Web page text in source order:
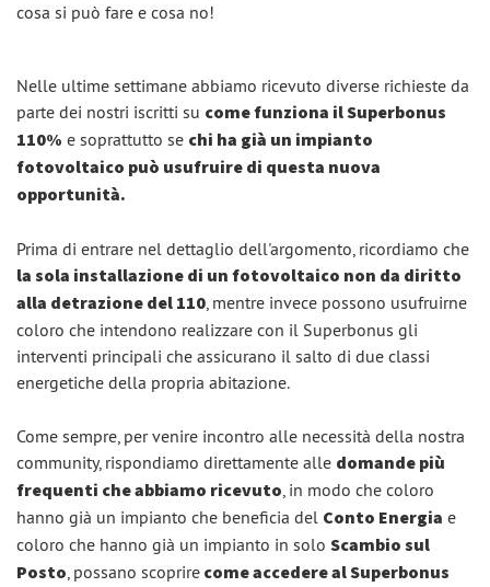
cosa si può fare e cosa no!
Nelle ultime settimane abbiamo ricevuto diverse richieste da
parte dei nostri iscritti su come funziona il Superbonus
110% e soprattutto se chi ha già un impianto
fotovoltaico può usufruire di questa nuova
opportunità.
Prima di entrare nel dettaglio dell'argomento, ricordiamo che
la sola installazione di un fotovoltaico non da diritto
alla detrazione del 110, mentre invece possono usufruirne
coloro che intendono realizzare con il Superbonus gli
interventi principali che assicurano il salto di due classi
energetiche della propria abitazione.
Come sempre, per venire incontro alle necessità della nostra
community, rispondiamo direttamente alle domande più
frequenti che abbiamo ricevuto, in modo che coloro
hanno già un impianto che beneficia del Conto Energia e
coloro che hanno già un impianto in solo Scambio sul
Posto, possano scoprire come accedere al Superbonus